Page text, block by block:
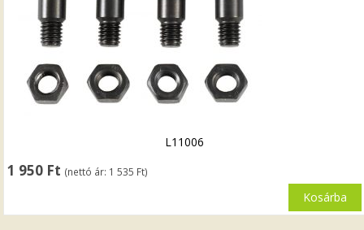
1 950 Ft (nettó ár: 1 535 Ft)
L11006
Kosárba